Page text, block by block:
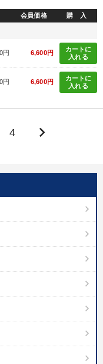
会員価格 購 入
円 6,600円
カートに
入れる
円 6,600円
カートに
入れる
4 keyboard_arrow_right